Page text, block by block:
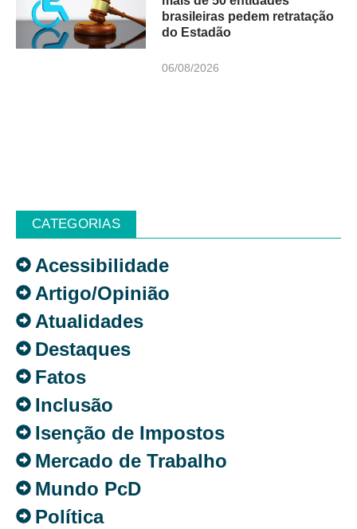
brasileiras pedem retratação
do Estadão
06/08/2026
CATEGORIAS
Acessibilidade
Artigo/Opinião
Atualidades
Destaques
Fatos
Inclusão
Isenção de Impostos
Mercado de Trabalho
Mundo PcD
Política